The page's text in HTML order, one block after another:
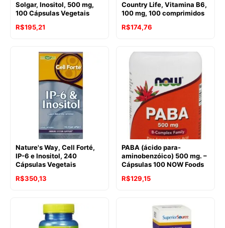
Solgar, Inositol, 500 mg,
100 Cápsulas Vegetais
R$195,21
Country Life, Vitamina B6,
100 mg, 100 comprimidos
R$174,76
Nature's Way, Cell Forté,
IP-6 e Inositol, 240
Cápsulas Vegetais
R$350,13
PABA (ácido para-
aminobenzóico) 500 mg. –
Cápsulas 100 NOW Foods
R$129,15